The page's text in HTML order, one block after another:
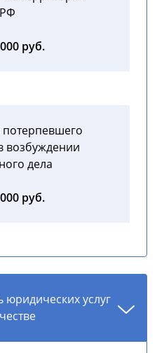
РФ
руб.
возбуждении
дела
руб.
юридических услуг